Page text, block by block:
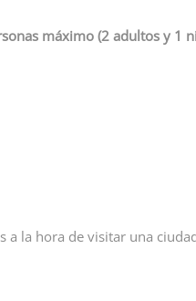
máximo (2 adultos y 1
la hora de visitar una